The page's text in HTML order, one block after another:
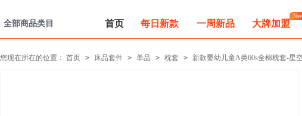
全部商品类目 首页 每日新款 一周新品 大牌加盟
您现在所在的位置： 首页 > 床品套件 > 单品 > 枕套 > 新款婴幼儿童A类60s全棉枕套-星